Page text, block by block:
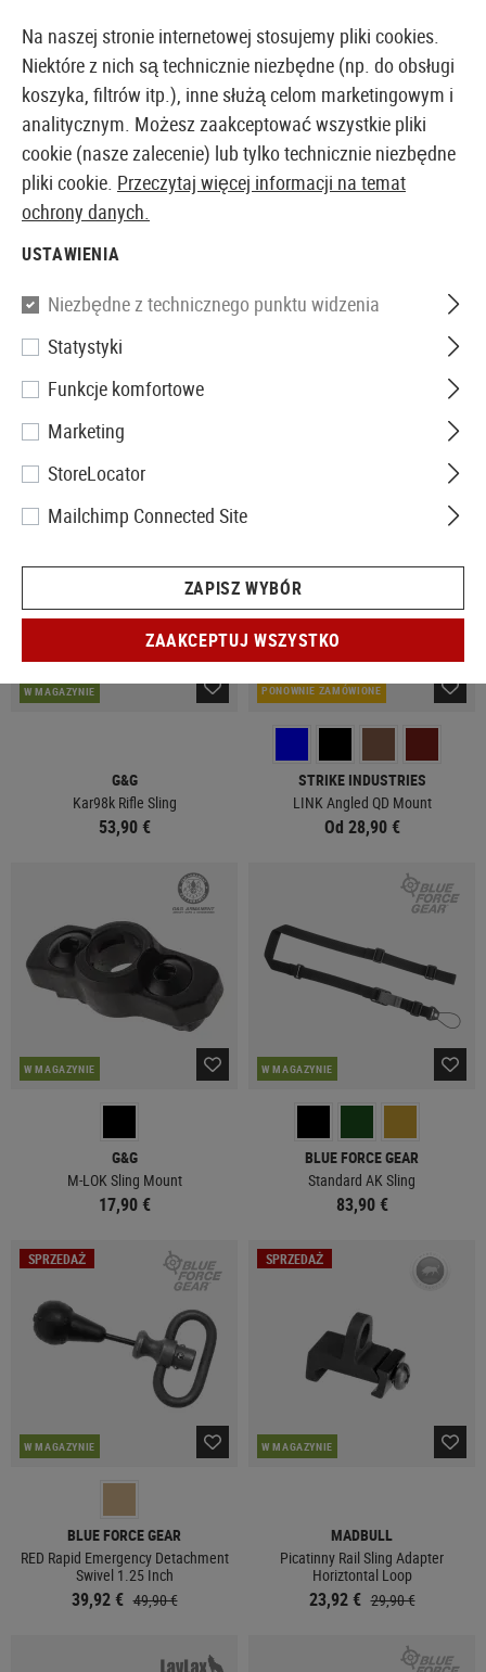
EUROPEJSKI AIRSOFT SKLEP I HURTOWNIA
Strona główna
148 Produkty
W MAGAZYNIE
G&G
Kar98k Rifle Sling
53,90 €
PONOWNIE ZAMÓWIONE
STRIKE INDUSTRIES
LINK Angled QD Mount
Od 28,90 €
W MAGAZYNIE
G&G
M-LOK Sling Mount
17,90 €
W MAGAZYNIE
BLUE FORCE GEAR
Standard AK Sling
83,90 €
SPRZEDAŻ
W MAGAZYNIE
BLUE FORCE GEAR
RED Rapid Emergency Detachment
Swivel 1.25 Inch
39,92 € 49,90 €
SPRZEDAŻ
W MAGAZYNIE
MADBULL
Picatinny Rail Sling Adapter
Horiztontal Loop
23,92 € 29,90 €
Na naszej stronie internetowej stosujemy pliki cookies.
Niektóre z nich są technicznie niezbędne (np. do obsługi
koszyka, filtrów itp.), inne służą celom marketingowym i
analitycznym. Możesz zaakceptować wszystkie pliki
cookie (nasze zalecenie) lub tylko technicznie niezbędne
pliki cookie. Przeczytaj więcej informacji na temat
ochrony danych.
USTAWIENIA
Niezbędne z technicznego punktu widzenia
Statystyki
Funkcje komfortowe
Marketing
StoreLocator
Mailchimp Connected Site
ZAPISZ WYBÓR
ZAAKCEPTUJ WSZYSTKO